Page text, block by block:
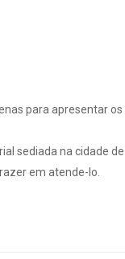
para apresentar
sediada na cidade de
em atende-lo.